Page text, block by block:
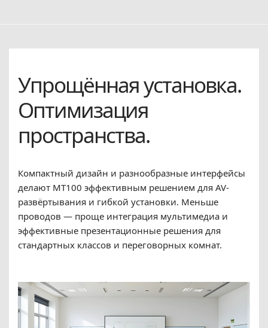
Упрощённая установка.
Оптимизация
пространства.
Компактный дизайн и разнообразные интерфейсы
делают MT100 эффективным решением для AV-
развёртывания и гибкой установки. Меньше
проводов — проще интеграция мультимедиа и
эффективные презентационные решения для
стандартных классов и переговорных комнат.